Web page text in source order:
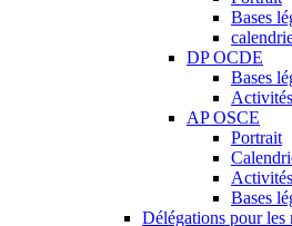
Bases
DP OCDE
Bases
Activités
AP OSCE
Portrait
Activités
Bases
Délégations pour les